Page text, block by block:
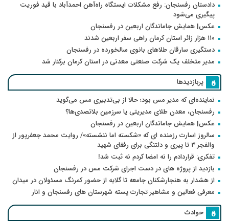
دادستان رفسنجان: رفع مشکلات ایستگاه راه‌آهن احمدآباد با قید فوریت
پیگیری می‌شود
عکس| همایش جاماندگان اربعین در رفسنجان
۱۱۰ هزار زائر استان کرمان راهی سفر اربعین شدند
دستگیری سارقان طلاهای بانوی سالخورده در رفسنجان
مدیر متخلف یک شرکت صنعتی معدنی در استان کرمان برکنار شد
پربازدیدها
نماینده‌ای که مدیر مس بود؛ حالا از بی‌تدبیری مس می‌گوید
رفسنجان، معدن طلای مدیریتی یا سرزمین بلاتصدی‌ها؟
عکس| همایش جاماندگان اربعین در رفسنجان
سالروز اسارت رزمنده ای که «شکسته اما ننشسته»/ روایت محمد جعفرپور از
والفجر ۳ تا پیری و دلتنگی برای رفقای شهید
تفکری: قراردادم را نه امضا کردم نه ثبت شد!
بازدید از پروژه های در دست اجرای شرکت مس در رفسنجان
از هشدار به هنجارشکنان جامعه تا گلایه از حضور کمرنگ مسئولان در میدان
معرفی فعالین و مشاهیر تجارت پسته شهرستان های رفسنجان و انار
حوادث